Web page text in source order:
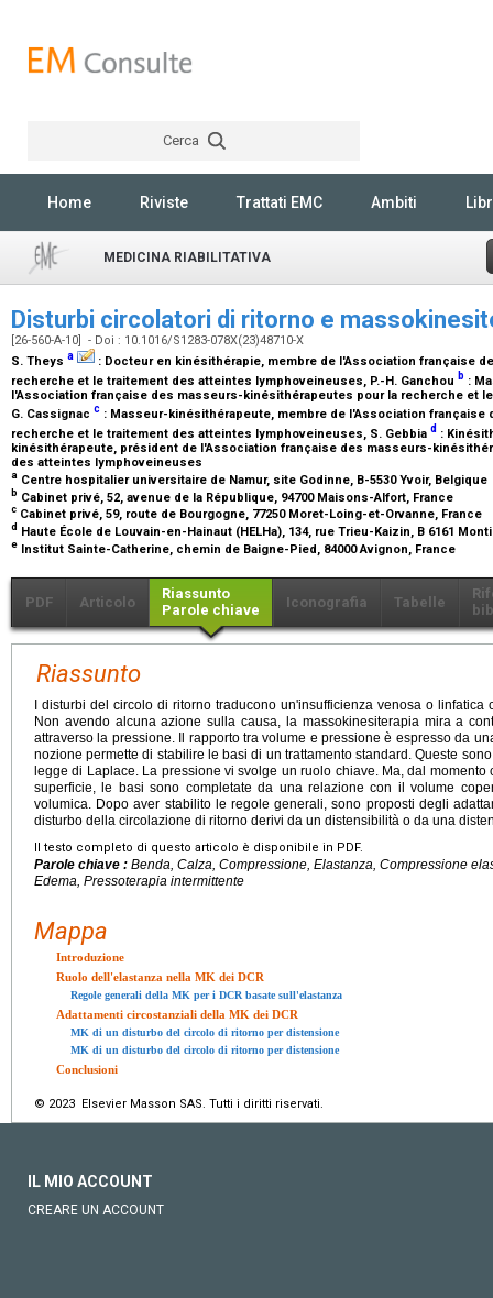
Cerca
Home Riviste Trattati EMC Ambiti
MEDICINA RIABILITATIVA
Disturbi circolatori di ritorno e
[26-560-A-10] - Doi : 10.1016/S1283-078X(23)48710-X
S. Theys a : Docteur en kinésithérapie, membre de l'Association française
recherche et le traitement des atteintes lymphoveineuses, P.-H. Ganchou b :
l'Association française des masseurs-kinésithérapeutes pour la recherche et
G. Cassignac c : Masseur-kinésithérapeute, membre de l'Association
recherche et le traitement des atteintes lymphoveineuses, S. Gebbia d :
kinésithérapeute, président de l'Association française des masseurs-
des atteintes lymphoveineuses
a Centre hospitalier universitaire de Namur, site Godinne, B-5530 Yvoir, Belgique
b Cabinet privé, 52, avenue de la République, 94700 Maisons-Alfort, France
c Cabinet privé, 59, route de Bourgogne, 77250 Moret-Loing-et-Orvanne, France
d Haute École de Louvain-en-Hainaut (HELHa), 134, rue Trieu-Kaizin, B 6161
e Institut Sainte-Catherine, chemin de Baigne-Pied, 84000 Avignon, France
PDF Articolo
Riassunto
Parole chiave
Iconografia Tabelle
Riassunto
I disturbi del circolo di ritorno traducono un'insufficienza venosa o
Non avendo alcuna azione sulla causa, la massokinesiterapia mira a
attraverso la pressione. Il rapporto tra volume e pressione è espresso da
nozione permette di stabilire le basi di un trattamento standard. Queste
legge di Laplace. La pressione vi svolge un ruolo chiave. Ma, dal
superficie, le basi sono completate da una relazione con il volume
volumica. Dopo aver stabilito le regole generali, sono proposti degli
disturbo della circolazione di ritorno derivi da un distensibilità o da una
Il testo completo di questo articolo è disponibile in PDF.
Parole chiave : Benda, Calza, Compressione, Elastanza, Compressione
Edema, Pressoterapia intermittente
Mappa
Introduzione
Ruolo dell'elastanza nella MK dei DCR
Regole generali della MK per i DCR basate sull'elastanza
Adattamenti circostanziali della MK dei DCR
MK di un disturbo del circolo di ritorno per distensione
MK di un disturbo del circolo di ritorno per distensione
Conclusioni
© 2023 Elsevier Masson SAS. Tutti i diritti riservati.
IL MIO ACCOUNT
CREARE UN ACCOUNT